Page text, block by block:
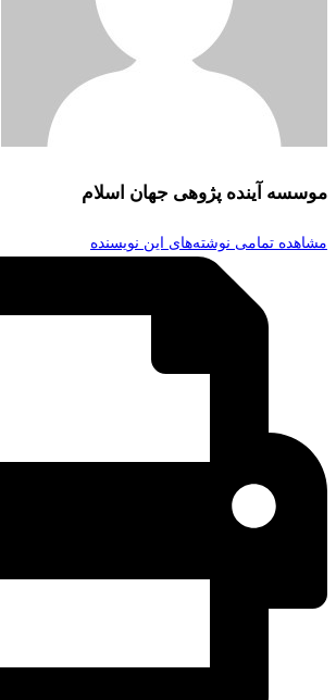
موسسه آینده پژوهی جهان اسلام
مشاهده تمامی نوشته‌های این نویسنده